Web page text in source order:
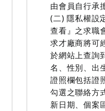
由會員自行承
(二) 隱私權設
查看』之求職
求才廠商將可
於網站上查詢
名、性別、出
證照欄包括證
勾選之聯絡方
新日期、個案